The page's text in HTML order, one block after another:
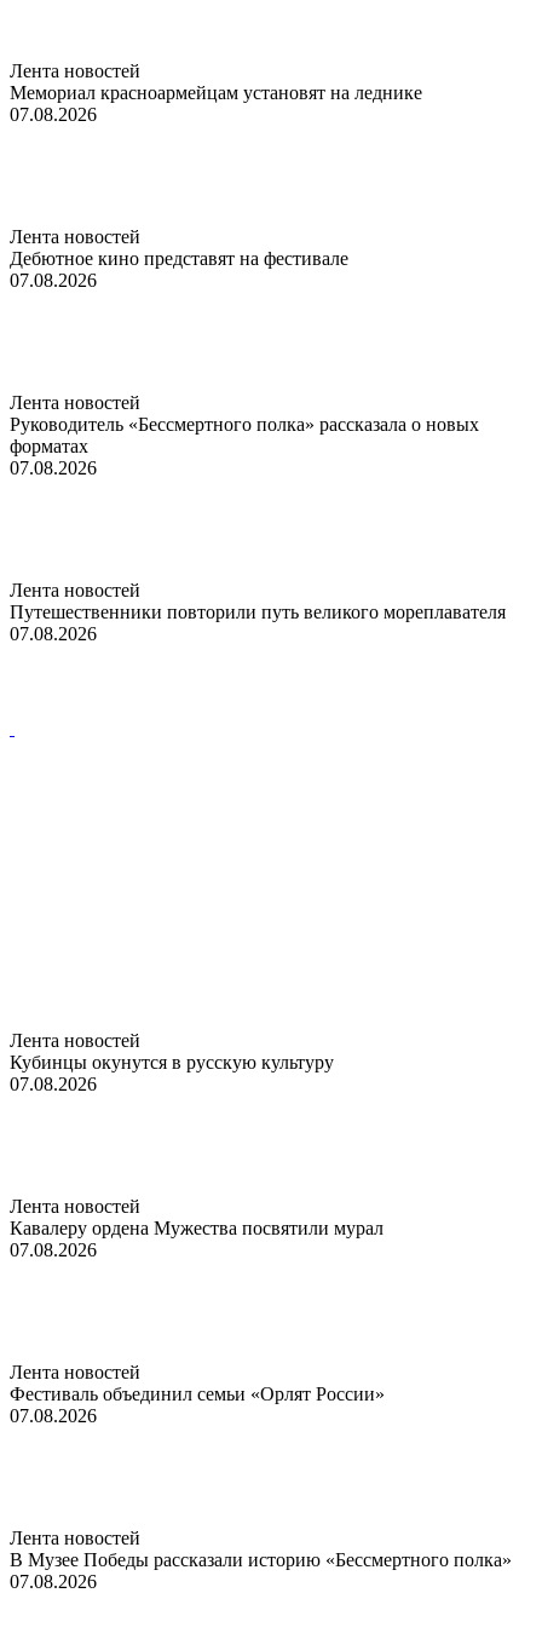
Лента новостей
Мемориал красноармейцам установят на леднике
07.08.2026
Лента новостей
Дебютное кино представят на фестивале
07.08.2026
Лента новостей
Руководитель «Бессмертного полка» рассказала о новых
форматах
07.08.2026
Лента новостей
Путешественники повторили путь великого мореплавателя
07.08.2026
Лента новостей
Кубинцы окунутся в русскую культуру
07.08.2026
Лента новостей
Кавалеру ордена Мужества посвятили мурал
07.08.2026
Лента новостей
Фестиваль объединил семьи «Орлят России»
07.08.2026
Лента новостей
В Музее Победы рассказали историю «Бессмертного полка»
07.08.2026